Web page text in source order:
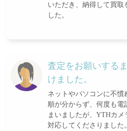
いただき、納得して買取
した。
査定をお願いする
けました。
ネットやパソコンに不
順が分からず、何度も
まいましたが、YTHカ
対応してくださりました。